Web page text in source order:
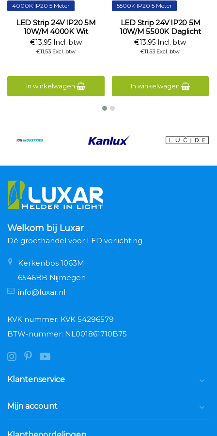
4000K IP20 5 Meter
LED Strip 24V IP20 5M
10W/M 4000K Wit
€13,95 Incl. btw
€11,53 Excl. btw
In winkelwagen
5500K IP20 5 Meter
LED Strip 24V IP20 5M
10W/M 5500K Daglicht
€13,95 Incl. btw
€11,53 Excl. btw
In winkelwagen
Welkom bij Luxar
Dé groothandel voor LED verlichting
Kerkenbos 1063M
6546BB Nijmegen
info@luxar.nl
KVK nummer: KVK 54296579
BTW-nummer: NL001861710B75
Klantenservice
Mijn account